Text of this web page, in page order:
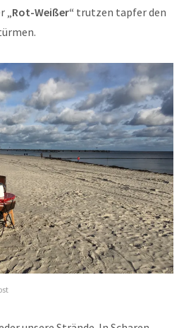
Rot-Weißer“ trutzen tapfer den